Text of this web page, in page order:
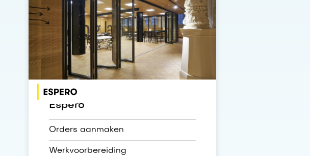
Espero
Orders aanmaken
Werkvoorbereiding